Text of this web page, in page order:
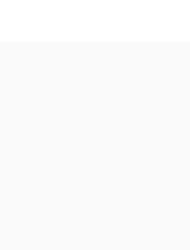
dik yakalı ve uzun kolludur.